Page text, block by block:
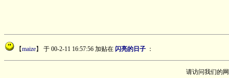
【maize】 于 00-2-11 16:57:56 加贴在 闪亮的日子 ：
请访问我们的